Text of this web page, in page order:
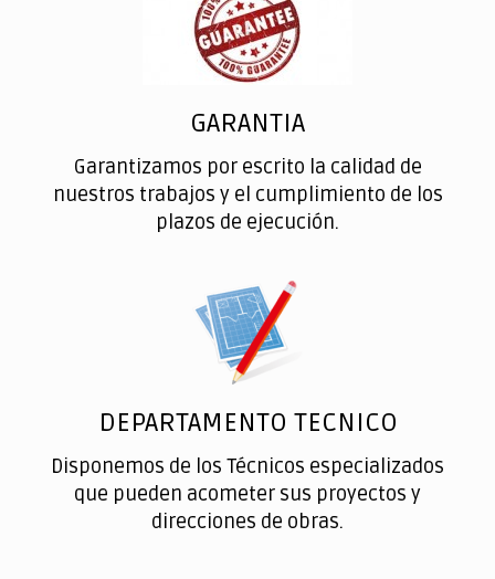
GARANTIA
Garantizamos por escrito la calidad de
nuestros trabajos y el cumplimiento de los
plazos de ejecución.
DEPARTAMENTO TECNICO
Disponemos de los Técnicos especializados
que pueden acometer sus proyectos y
direcciones de obras.